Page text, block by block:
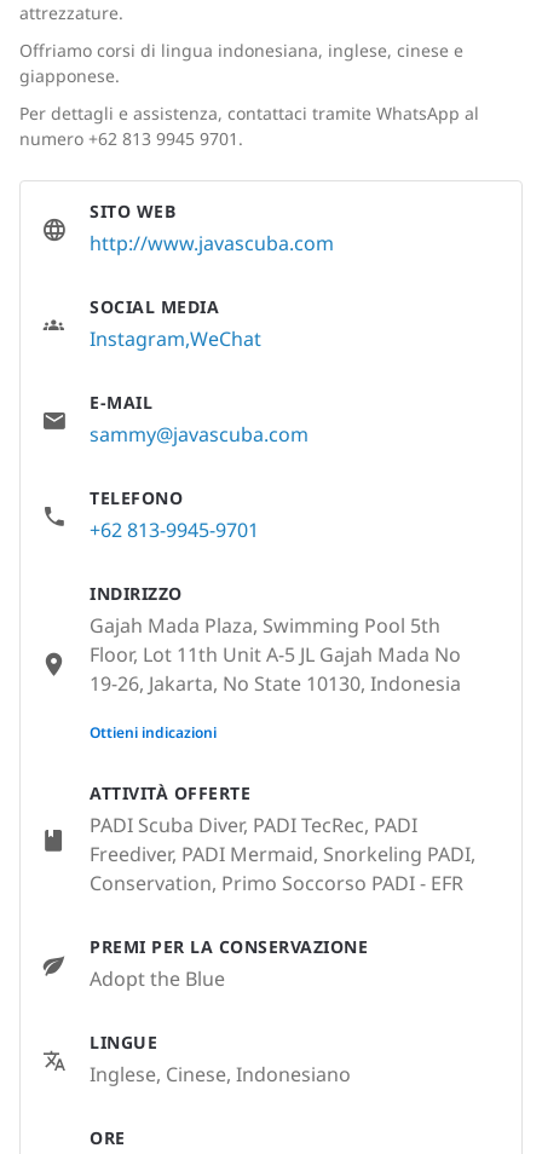
attrezzature.
Offriamo corsi di lingua indonesiana, inglese, cinese e
giapponese.
Per dettagli e assistenza, contattaci tramite WhatsApp al
numero +62 813 9945 9701.
ATTIVITÀ OFFERTE
PADI Scuba Diver, PADI TecRec, PADI
Freediver, PADI Mermaid, Snorkeling PADI,
Conservation, Primo Soccorso PADI - EFR
PREMI PER LA CONSERVAZIONE
Adopt the Blue
LINGUE
Inglese, Cinese, Indonesiano
ORE
SITO WEB
http://www.javascuba.com
SOCIAL MEDIA
Instagram WeChat
E-MAIL
sammy@javascuba.com
TELEFONO
+62 813-9945-9701
INDIRIZZO
Gajah Mada Plaza, Swimming Pool 5th
Floor, Lot 11th Unit A-5 JL Gajah Mada No
19-26, Jakarta, No State 10130, Indonesia
None
Ottieni indicazioni